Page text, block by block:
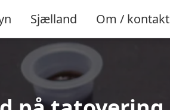
Sjælland Om / kontakt